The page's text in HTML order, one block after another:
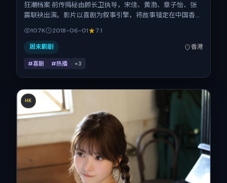
狂潮档案·前传揭秘由顾长卫执导，宋佳、黄渤、章子怡、张
震联袂出演。影片以喜剧为叙事引擎，将故事锚定在中国香
港，借华语社会的人情与规则推进人物抉择与反转。2018年6
月1日于中国香港首映（暑期档），片长124分钟，适合喜欢强
情节与细腻表演的观众。
107K 2018-06-01 7.1
周末刷剧 香港
#喜剧 #热播 +3
HK